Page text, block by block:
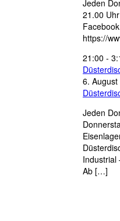
Jeden
21.00
https://
21:00 -
6.
Jeden
Industrial
Ab […]